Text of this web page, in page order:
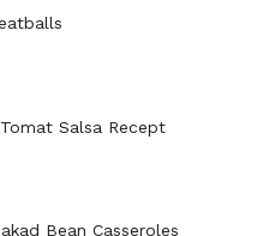
Salsa Recept
Bean Casseroles